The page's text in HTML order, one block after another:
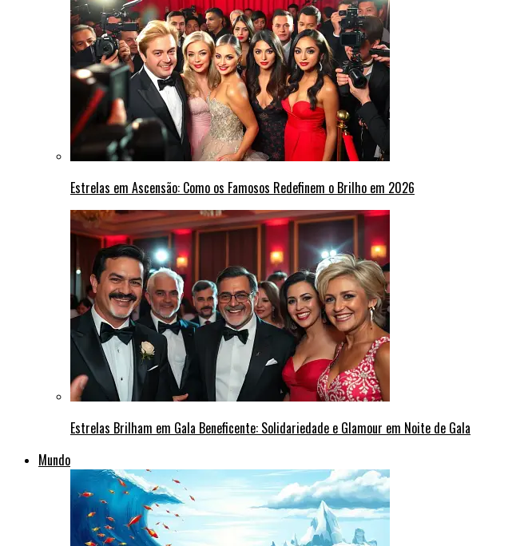
Estrelas em Ascensão: Como os Famosos Redefinem o Brilho em 2026
Estrelas Brilham em Gala Beneficente: Solidariedade e Glamour em Noite de Gala
Mundo